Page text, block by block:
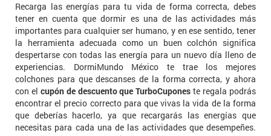
Recarga las energías para tu vida de forma correcta, debes
tener en cuenta que dormir es una de las actividades más
importantes para cualquier ser humano, y en ese sentido, tener
la herramienta adecuada como un buen colchón significa
despertarse con todas las energía para un nuevo día lleno de
experiencias. DormiMundo México te trae los mejores
colchones para que descanses de la forma correcta, y ahora
con el cupón de descuento que TurboCupones te regala podrás
encontrar el precio correcto para que vivas la vida de la forma
que deberías hacerlo, ya que recargarás las energías que
necesitas para cada una de las actividades que desempeñes.